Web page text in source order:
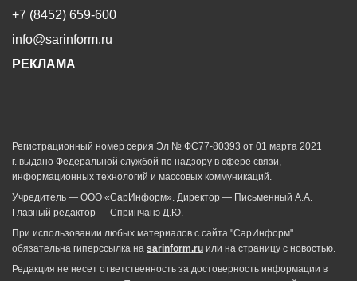
+7 (8452) 659-600
info@sarinform.ru
РЕКЛАМА
Регистрационный номер серия Эл № ФС77-80393 от 01 марта 2021
г. выдано Федеральной службой по надзору в сфере связи,
информационных технологий и массовых коммуникаций.
Учредитель — ООО «СарИнформ». Директор — Письменный А.А.
Главный редактор — Спринчанэ Д.Ю.
При использовании любых материалов с сайта "СарИнформ"
обязательна гиперссылка на sarinform.ru или на страницу с новостью.
Редакция не несет ответственность за достоверность информации в